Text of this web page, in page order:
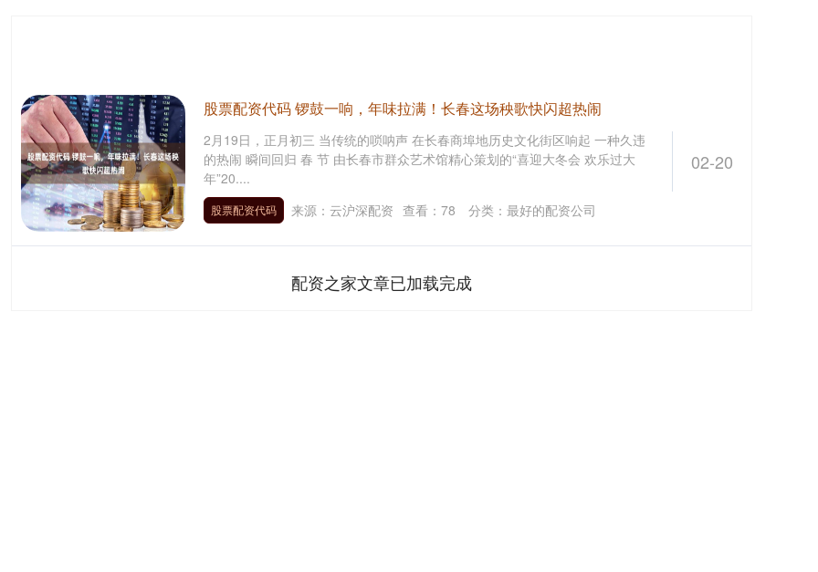
02-20
股票配资代码 锣鼓一响，年味拉满！长春这场秧歌快闪超热闹
2月19日，正月初三 当传统的唢呐声 在长春商埠地历史文化街区响起 一种久违
的热闹 瞬间回归 春 节 由长春市群众艺术馆精心策划的“喜迎大冬会 欢乐过大
年”20....
股票配资代码 来源：云沪深配资 查看： 78 分类： 最好的配资公司
配资之家文章已加载完成